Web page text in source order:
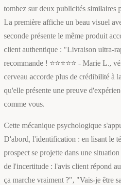
tombez sur deux publicités similaires
La première affiche un beau visuel
seconde présente le même produit
client authentique : "Livraison ultra-
recommande ! ⭐⭐⭐⭐⭐ - Marie L.,
cerveau accorde plus de crédibilité à
qu'elle présente une preuve
comme vous.
Cette mécanique psychologique
D'abord, l'identification : en lisant le
prospect se projette dans une
de l'incertitude : l'avis client répond
ça marche vraiment ?", "Vais-je être